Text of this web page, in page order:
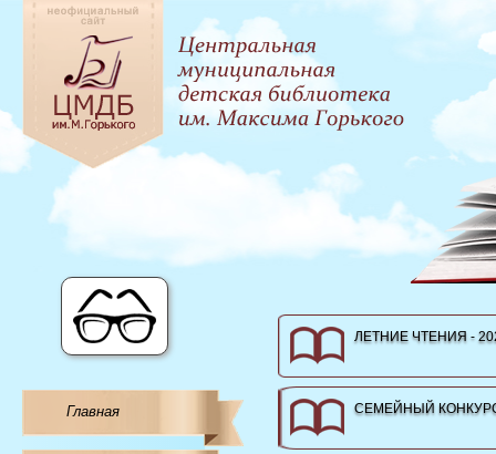
Главная
ЛЕТНИЕ ЧТЕНИЯ -
СЕМЕЙНЫЙ